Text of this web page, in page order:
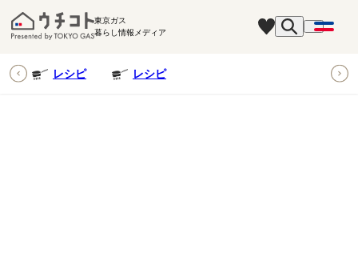
東京ガス
暮らし情報メディア
レシピ レシピ